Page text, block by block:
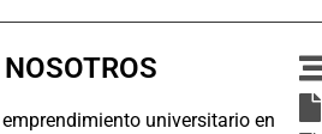
universitario en